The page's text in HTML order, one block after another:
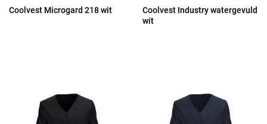
Coolvest Microgard 218 wit
Coolvest Industry watergevuld
wit